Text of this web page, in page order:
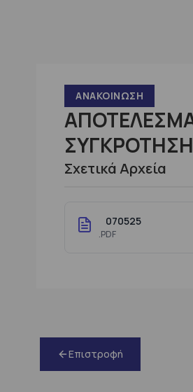
ΑΝΑΚΟΊΝΩΣΗ
Σχετικά Αρχεία
070525
.PDF
Επιστροφή